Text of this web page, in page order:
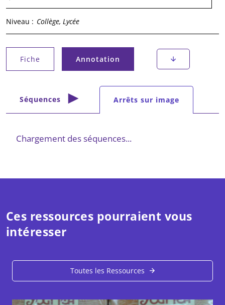
Niveau : Collège, Lycée
Onglets principaux
Fiche Annotation
(onglet actif)
Onglets secondaires
Séquences Arrêts sur image
(onglet actif)
Chargement des séquences...
Ces ressources pourraient vous
intéresser
Toutes les Ressources